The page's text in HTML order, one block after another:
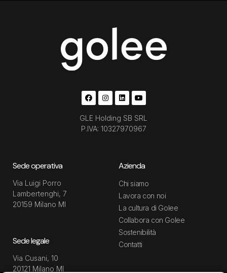
GLE Holding SB SRL
P.IVA: 10327970967
Sede operativa
Via Luigi Porro
Lambertenghi, 7
20159 Milano MI
Sede legale
Via Cusani, 10
20121 Milano MI
Azienda
Chi siamo
Lavora con noi
La cultura di Golee
Collabora con Golee
Sostenibilità
Contatti